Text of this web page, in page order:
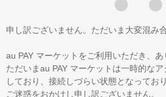
申し訳ございません。ただいま大変混み
au PAY マーケットをご利用いただき、あ
ただいまau PAY マーケットは一時的な
しており、接続しづらい状態となっており
ご迷惑をおかけし申し訳ございません。